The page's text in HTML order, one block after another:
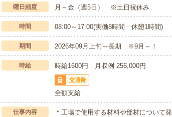
曜日頻度 月～金（週5日） ※土日祝休み
時間 08:00～17:00(実働8時間 休憩1時間)
期間 2026年09月上旬～長期 ※9月～！
時給 時給1600円 月収例 256,000円
交通費
全額支給
仕事内容
＊工場で使用する材料や部材について